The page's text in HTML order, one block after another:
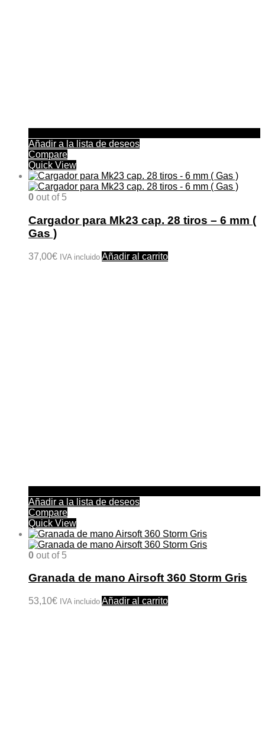
Añadir a la lista de deseos
Compare
Quick View
0 out of 5
Cargador para Mk23 cap. 28 tiros – 6 mm (
Gas )
37,00€ IVA incluido Añadir al carrito
Añadir a la lista de deseos
Compare
Quick View
0 out of 5
Granada de mano Airsoft 360 Storm Gris
53,10€ IVA incluido Añadir al carrito